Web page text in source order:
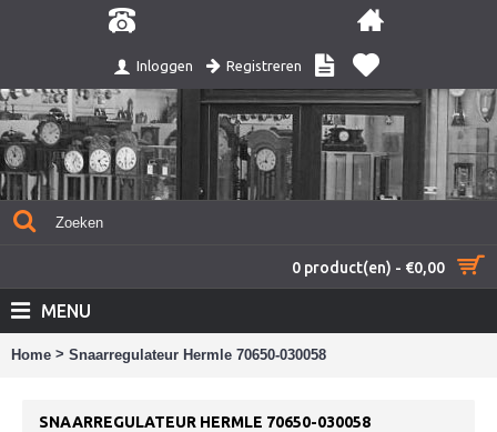
Inloggen Registreren
0 product(en) - €0,00
MENU
Home > Snaarregulateur Hermle 70650-030058
SNAARREGULATEUR HERMLE 70650-030058